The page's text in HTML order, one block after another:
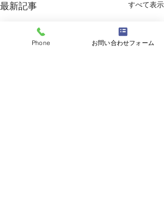
最新記事 すべて表示
Phone お問い合わせフォーム